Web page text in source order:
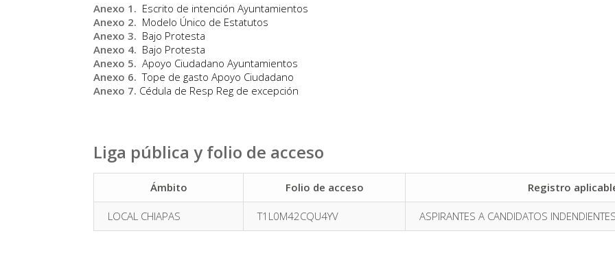
Anexo 1. Escrito de intención Ayuntamientos
Anexo 2. Modelo Único de Estatutos
Anexo 3. Bajo Protesta
Anexo 4. Bajo Protesta
Anexo 5. Apoyo Ciudadano Ayuntamientos
Anexo 6. Tope de gasto Apoyo Ciudadano
Anexo 7. Cédula de Resp Reg de excepción
Liga pública y folio de acceso
Ámbito Folio de acceso Registro
LOCAL CHIAPAS T1L0M42CQU4YV ASPIRANTES A CANDIDATOS